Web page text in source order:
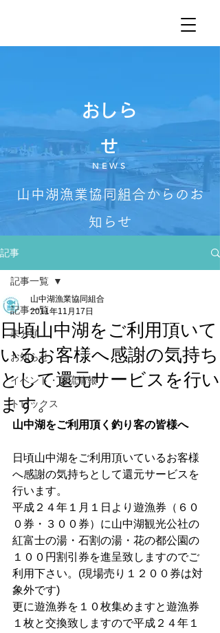
NEWS
​おしら
せ
山中湖漁業協同組合からのお
知らせ
記事
記事一覧
未分類
お知らせ
イベント・放流情報
トピックス
記事一覧
日頃山中湖をご利用頂いて
いるお客様へ感謝の気持ち
として還元サービスを行い
ます。
山中湖漁業協同組合
2011年11月17日
山中湖をご利用頂く釣り客の皆様へ
日頃山中湖をご利用頂いているお客様
へ感謝の気持ちとして還元サービスを
行います。
平成２４年１月１日より遊漁券（６０
０券・３００券）に山中湖観光公社の
紅富士の湯・石割の湯・花の都公園の
１００円割引券を進呈致しますのでご
利用下さい。(現場売り１２００券は対
象外です)
更に遊漁券を１０枚集めますと遊漁券
１枚と交換致しますので平成２４年１